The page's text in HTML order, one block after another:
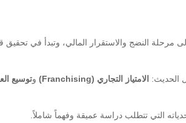
مرحلة النضج والاستقرار المالي، وتبدأ في تحقيق
الحديث: الامتياز التجاري (Franchising) وتوسيع
التي تتطلب دراسة عميقة وفهماً شاملاً.